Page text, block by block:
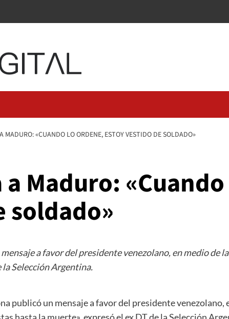
MADURO: «CUANDO LO ORDENE, ESTOY VESTIDO DE SOLDADO»
Maduro:
soldado»
a favor del presidente venezolano, en medio de
la Selección Argentina.
publicó un mensaje a favor del presidente venezolano,